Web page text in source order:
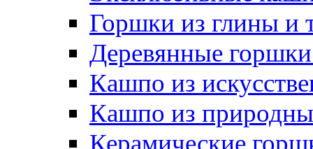
Горшки из глины и
Деревянные
Кашпо из
Кашпо из
Керамические